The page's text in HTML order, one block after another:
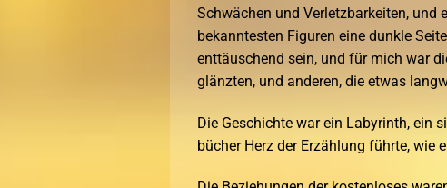
Schwächen und Verletzbarkeiten, und
bekanntesten Figuren eine dunkle
enttäuschend sein, und für mich war
glänzten, und anderen, die etwas
Die Geschichte war ein Labyrinth, ein
bücher Herz der Erzählung führte, wie